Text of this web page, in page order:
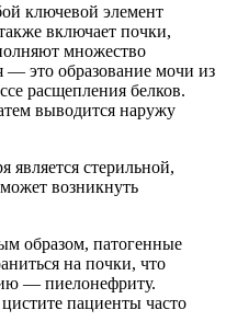
ключевой элемент
включает почки,
множество
— это образование мочи из
расщепления белков.
выводится наружу
является стерильной,
возникнуть
образом, патогенные
на почки, что
— пиелонефриту.
пациенты часто